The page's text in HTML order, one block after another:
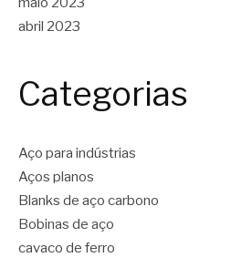
abril 2023
Categorias
Aço para indústrias
Aços planos
Blanks de aço carbono
Bobinas de aço
cavaco de ferro